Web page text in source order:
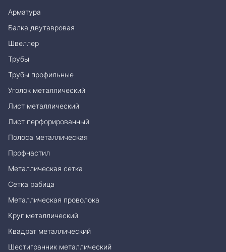
Арматура
Балка двутавровая
Швеллер
Трубы
Трубы профильные
Уголок металлический
Лист металлический
Лист перфорированный
Полоса металлическая
Профнастил
Металлическая сетка
Сетка рабица
Металлическая проволока
Круг металлический
Квадрат металлический
Шестигранник металлический